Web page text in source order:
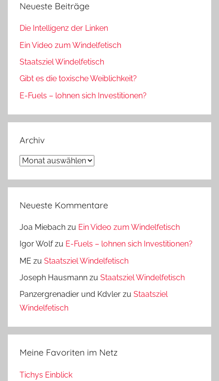
Neueste Beiträge
Die Intelligenz der Linken
Ein Video zum Windelfetisch
Staatsziel Windelfetisch
Gibt es die toxische Weiblichkeit?
E-Fuels – lohnen sich Investitionen?
Archiv
Archiv
Neueste Kommentare
Joa Miebach zu Ein Video zum Windelfetisch
Igor Wolfzu E-Fuels – lohnen sich Investitionen?
ME zu Staatsziel Windelfetisch
Joseph Hausmann zu Staatsziel Windelfetisch
Panzergrenadier und Kdvler zu Staatsziel
Windelfetisch
Meine Favoriten im Netz
Tichys Einblick